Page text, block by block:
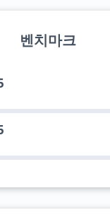
벤치마크